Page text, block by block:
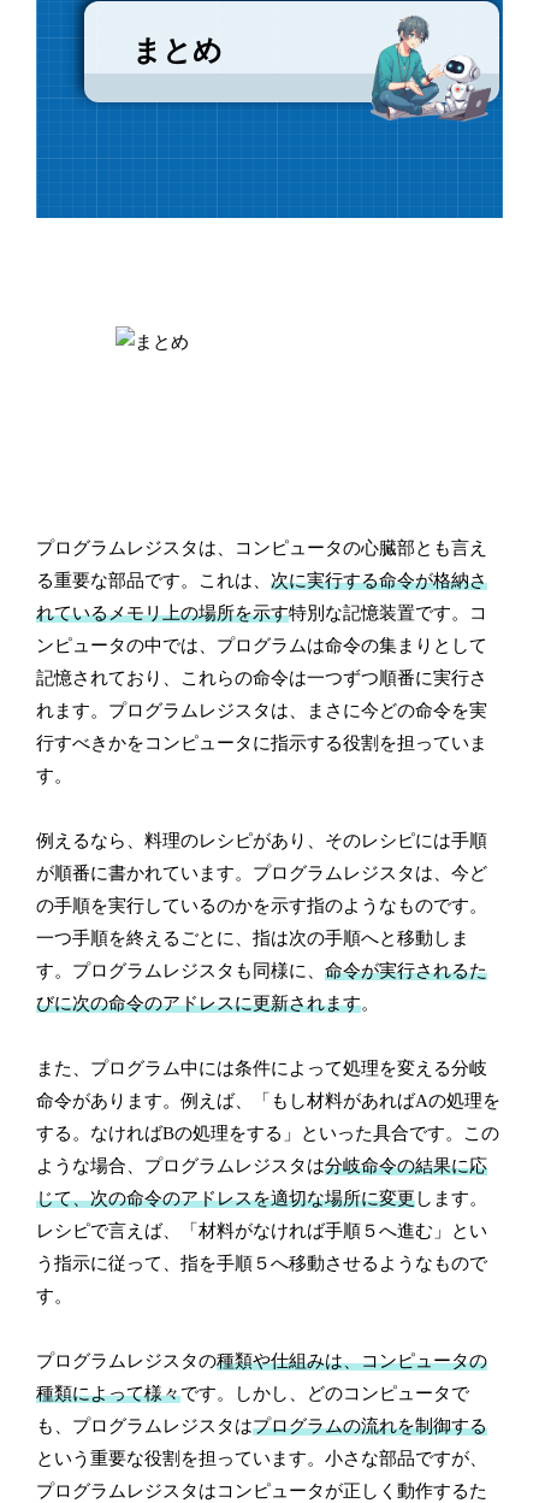
まとめ
プログラムレジスタは、コンピュータの心臓部とも言え
る重要な部品です。これは、次に実行する命令が格納さ
れているメモリ上の場所を示す特別な記憶装置です。コ
ンピュータの中では、プログラムは命令の集まりとして
記憶されており、これらの命令は一つずつ順番に実行さ
れます。プログラムレジスタは、まさに今どの命令を実
行すべきかをコンピュータに指示する役割を担っていま
す。
例えるなら、料理のレシピがあり、そのレシピには手順
が順番に書かれています。プログラムレジスタは、今ど
の手順を実行しているのかを示す指のようなものです。
一つ手順を終えるごとに、指は次の手順へと移動しま
す。プログラムレジスタも同様に、命令が実行されるた
びに次の命令のアドレスに更新されます。
また、プログラム中には条件によって処理を変える分岐
命令があります。例えば、「もし材料があればAの処理を
する。なければBの処理をする」といった具合です。この
ような場合、プログラムレジスタは分岐命令の結果に応
じて、次の命令のアドレスを適切な場所に変更します。
レシピで言えば、「材料がなければ手順５へ進む」とい
う指示に従って、指を手順５へ移動させるようなもので
す。
プログラムレジスタの種類や仕組みは、コンピュータの
種類によって様々です。しかし、どのコンピュータで
も、プログラムレジスタはプログラムの流れを制御する
という重要な役割を担っています。小さな部品ですが、
プログラムレジスタはコンピュータが正しく動作するた